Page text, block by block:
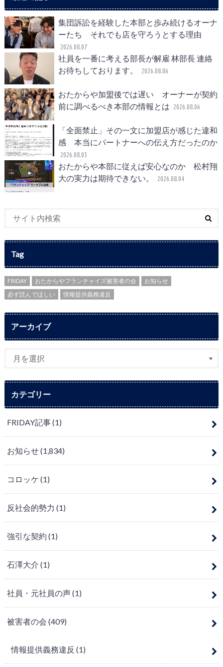
集団訴訟を経験した本部と歩み続けるオーナ
ーたち それでも店を守ろうとする理由
2026.08.07
社員を一番に考える部長が解雇 林部長 連絡
お待ちしております。
2026.08.06
おたからや加盟後では遅い オーナーが契約
前に調べるべき本部の情報とは 2026.08.06
「全面禁止」その一文に加盟店が感じた違和
感 本当にパートナーへの伝え方だったのか
2026.08.05
おたからや本部に従えば安心なのか 松村翔
大の実力は期待できない。
2026.08.04
Tag
FRIDAY おたからやフランチャイズ被害者の会
お知らせ
必ず読んでほしい
情報提供義務違反
アーカイブ
カテゴリー
FRIDAY記事(1)
お知らせ(1,834)
コロッケ (1)
反社会的勢力 (1)
強引な契約 (1)
石澤大介 (1)
社員・元社員の声(1)
被害者の会 (409)
情報提供義務違反 (1)